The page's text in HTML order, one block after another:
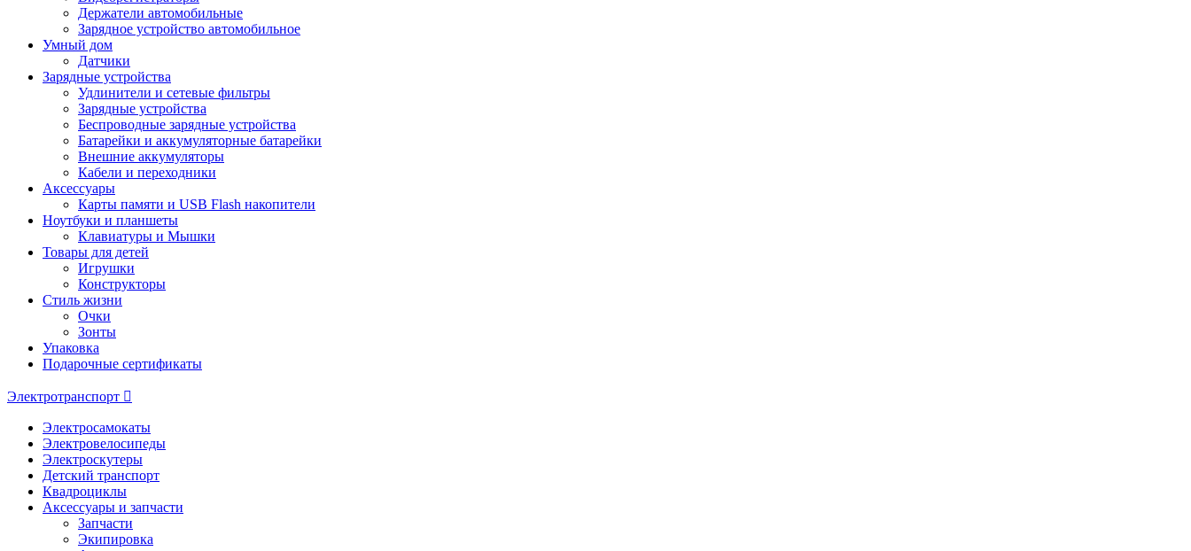
Держатели автомобильные
Зарядное устройство автомобильное
Умный дом
Датчики
Зарядные устройства
Удлинители и сетевые фильтры
Зарядные устройства
Беспроводные зарядные устройства
Батарейки и аккумуляторные батарейки
Внешние аккумуляторы
Кабели и переходники
Аксессуары
Карты памяти и USB Flash накопители
Ноутбуки и планшеты
Клавиатуры и Мышки
Товары для детей
Игрушки
Конструкторы
Стиль жизни
Очки
Зонты
Упаковка
Подарочные сертификаты
Электротранспорт
Электросамокаты
Электровелосипеды
Электроскутеры
Детский транспорт
Квадроциклы
Аксессуары и запчасти
Запчасти
Экипировка